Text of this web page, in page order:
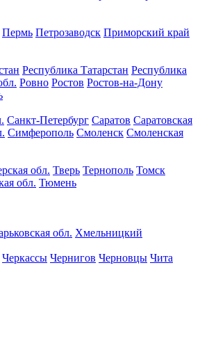
Пермь Петрозаводск Приморский край
Республика Татарстан Республика
Ровно Ростов Ростов-на-Дону
Санкт-Петербург Саратов Саратовская
Симферополь Смоленск Смоленская
обл. Тверь Тернополь Томск
обл. Тюмень
обл. Хмельницкий
Черкассы Чернигов Черновцы Чита